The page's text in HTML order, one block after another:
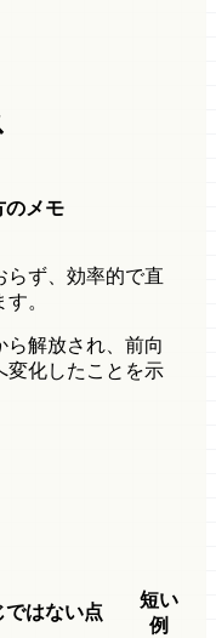
のメモ
らず、効率的で直
。
ら解放され、前向
変化したことを示
ではない点
短い
例